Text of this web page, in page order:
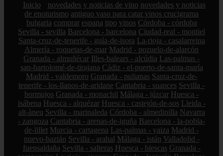
Inicio novedades y noticias de vino novedades y noticias
de enoturismo antiguo vaso para catar vinos crucigrama
bulgaria comprar espana tipo vinos Córdoba - córdoba
Sevilla - sevilla Barcelona - barcelona Ciudad-real - montiel
Santa-cruz-de-tenerife - guía-de-isora La-rioja - casalarreina
Almería - roquetas-de-mar Madrid - pozuelo-de-alarcón
Granada - almuñécar Illes-balears - alcúdia Las-palmas -
san-bartolomé-de-tirajana Cádiz - el-puerto-de-santa-maría
Madrid - valdemoro Granada - pulianas Santa-cruz-de-
tenerife - los-llanos-de-aridane Cantabria - suances Sevilla -
bormujos Granada - monachil Málaga - júzcar Huesca -
isábena Huesca - alquézar Huesca - castejón-de-sos Lleida -
alt-àneu Sevilla - marinaleda Córdoba - almedinilla Navarra
- zangoza Cantabria - arenas-de-iguña Barcelona - la-pobla-
de-lillet Murcia - cartagena Las-palmas - yaiza Madrid -
nuevo-baztán Sevilla - arahal Málaga - istán Valladolid -
fuensaldaña Sevilla - salteras Huesca - biescas Granada -